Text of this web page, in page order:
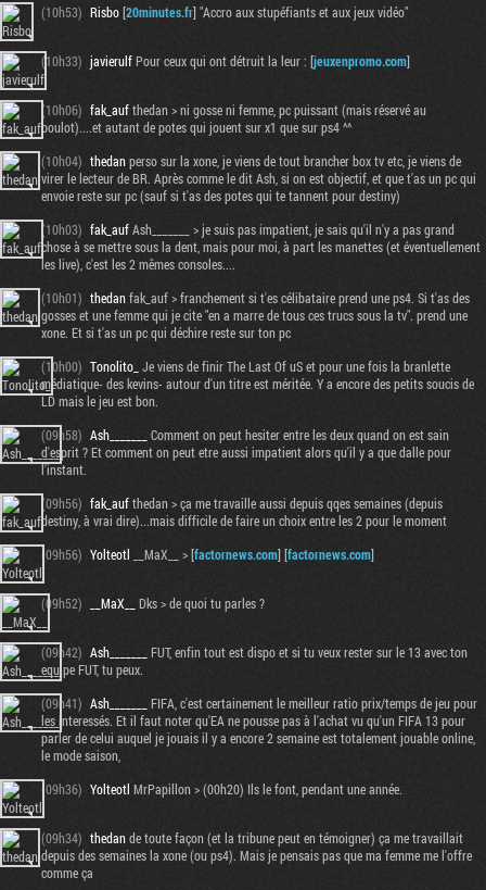
(10h53) Risbo[20minutes.fr] "Accro aux stupéfiants et aux jeux vidéo"
(10h33) javierulfPour ceux qui ont détruit la leur : [jeuxenpromo.com]
(10h06) fak_aufthedan > ni gosse ni femme, pc puissant (mais réservé au
boulot)....et autant de potes qui jouent sur x1 que sur ps4 ^^
(10h04) thedanperso sur la xone, je viens de tout brancher box tv etc, je viens de
virer le lecteur de BR. Après comme le dit Ash, si on est objectif, et que t'as un pc qui
envoie reste sur pc (sauf si t'as des potes qui te tannent pour destiny)
(10h03) fak_aufAsh_______ > je suis pas impatient, je sais qu'il n'y a pas grand
chose à se mettre sous la dent, mais pour moi, à part les manettes (et éventuellement
les live), c'est les 2 mêmes consoles....
(10h01) thedanfak_auf > franchement si t'es célibataire prend une ps4. Si t'as des
gosses et une femme qui je cite "en a marre de tous ces trucs sous la tv". prend une
xone. Et si t'as un pc qui déchire reste sur ton pc
(10h00) Tonolito_ Je viens de finir The Last Of uS et pour une fois la branlette
médiatique- des kevins- autour d'un titre est méritée. Y a encore des petits soucis de
LD mais le jeu est bon.
(09h58) Ash_______
Comment on peut hesiter entre les deux quand on est sain
d'esprit ? Et comment on peut etre aussi impatient alors qu'il y a que dalle pour
l'instant.
(09h56) fak_aufthedan > ça me travaille aussi depuis qqes semaines (depuis
destiny, à vrai dire)...mais difficile de faire un choix entre les 2 pour le moment
(09h56) Yolteotl __MaX__ > [factornews.com] [factornews.com]
(09h52) __MaX__ Dks > de quoi tu parles ?
(09h42) Ash_______
FUT, enfin tout est dispo et si tu veux rester sur le 13 avec ton
equipe FUT, tu peux.
(09h41) Ash_______
FIFA, c'est certainement le meilleur ratio prix/temps de jeu pour
les interessés. Et il faut noter qu'EA ne pousse pas à l'achat vu qu'un FIFA 13 pour
parler de celui auquel je jouais il y a encore 2 semaine est totalement jouable online,
le mode saison,
(09h36) Yolteotl MrPapillon > (00h20) Ils le font, pendant une année.
(09h34) thedande toute façon (et la tribune peut en témoigner) ça me travaillait
depuis des semaines la xone (ou ps4). Mais je pensais pas que ma femme me l'offre
comme ça